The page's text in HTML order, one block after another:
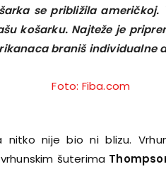
se približila
košarku. Najteže je
braniš individualne
nitko nije bio ni blizu.
šuterima